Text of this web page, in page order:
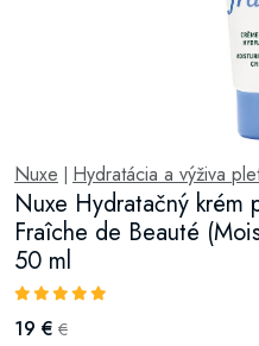
Nuxe Hydratácia a výživa
Nuxe Hydratačný krém
Fraîche de Beauté
50 ml
19 € €